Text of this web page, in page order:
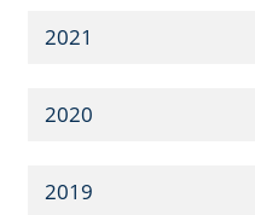
2021
2020
2019